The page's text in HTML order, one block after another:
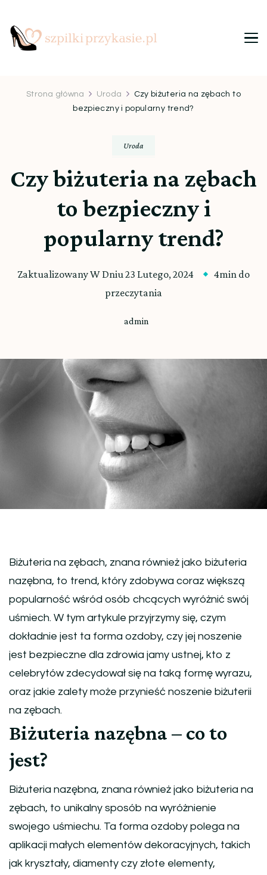
Strona główna Uroda
Czy biżuteria na zębach to
bezpieczny i popularny trend?
Uroda
Czy biżuteria na zębach
to bezpieczny i
popularny trend?
Zaktualizowany W Dniu23 Lutego, 2024
4min do
przeczytania
admin
Biżuteria na zębach, znana również jako biżuteria
nazębna, to trend, który zdobywa coraz większą
popularność wśród osób chcących wyróżnić swój
uśmiech. W tym artykule przyjrzymy się, czym
dokładnie jest ta forma ozdoby, czy jej noszenie
jest bezpieczne dla zdrowia jamy ustnej, kto z
celebrytów zdecydował się na taką formę wyrazu,
oraz jakie zalety może przynieść noszenie biżuterii
na zębach.
Biżuteria nazębna – co to
jest?
Biżuteria nazębna, znana również jako biżuteria na
zębach, to unikalny sposób na wyróżnienie
swojego uśmiechu. Ta forma ozdoby polega na
aplikacji małych elementów dekoracyjnych, takich
jak kryształy, diamenty czy złote elementy,